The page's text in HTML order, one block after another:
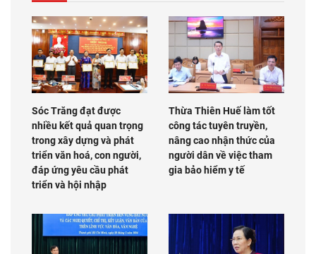
Sóc Trăng đạt được
nhiều kết quả quan trọng
trong xây dựng và phát
triển văn hoá, con người,
đáp ứng yêu cầu phát
triển và hội nhập
Thừa Thiên Huế làm tốt
công tác tuyên truyền,
nâng cao nhận thức của
người dân về việc tham
gia bảo hiểm y tế